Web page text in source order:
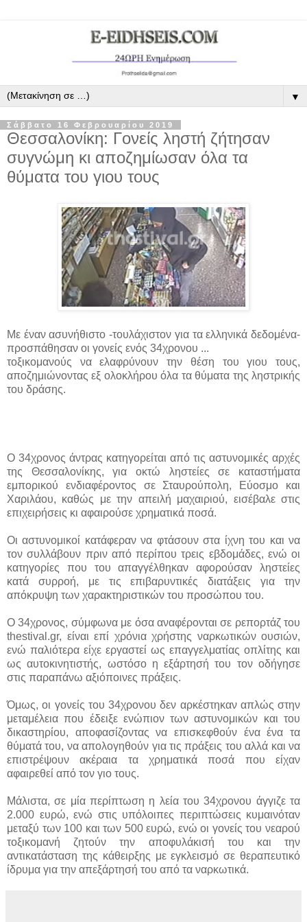
▼
Σάββατο 16 Φεβρουαρίου 2019
Θεσσαλονίκη: Γονείς ληστή ζήτησαν
συγνώμη κι αποζημίωσαν όλα τα
θύματα του γιου τους
Με έναν ασυνήθιστο -τουλάχιστον για τα ελληνικά δεδομένα-
προσπάθησαν οι γονείς ενός 34χρονου ...
τοξικομανούς να ελαφρύνουν την θέση του γιου τους,
αποζημιώνοντας εξ ολοκλήρου όλα τα θύματα της ληστρικής
του δράσης.
Ο 34χρονος άντρας κατηγορείται από τις αστυνομικές αρχές
της Θεσσαλονίκης, για οκτώ ληστείες σε καταστήματα
εμπορικού ενδιαφέροντος σε Σταυρούπολη, Εύοσμο και
Χαριλάου, καθώς με την απειλή μαχαιριού, εισέβαλε στις
επιχειρήσεις κι αφαιρούσε χρηματικά ποσά.
Οι αστυνομικοί κατάφεραν να φτάσουν στα ίχνη του και να
τον συλλάβουν πριν από περίπου τρεις εβδομάδες, ενώ οι
κατηγορίες που του απαγγέλθηκαν αφορούσαν ληστείες
κατά συρροή, με τις επιβαρυντικές διατάξεις για την
απόκρυψη των χαρακτηριστικών του προσώπου του.
Ο 34χρονος, σύμφωνα με όσα αναφέρονται σε ρεπορτάζ του
thestival.gr, είναι επί χρόνια χρήστης ναρκωτικών ουσιών,
ενώ παλιότερα είχε εργαστεί ως επαγγελματίας οπλίτης και
ως αυτοκινητιστής, ωστόσο η εξάρτησή του τον οδήγησε
στις παραπάνω αξιόποινες πράξεις.
Όμως, οι γονείς του 34χρονου δεν αρκέστηκαν απλώς στην
μεταμέλεια που έδειξε ενώπιον των αστυνομικών και του
δικαστηρίου, αποφασίζοντας να επισκεφθούν ένα ένα τα
θύματά του, να απολογηθούν για τις πράξεις του αλλά και να
επιστρέψουν ακέραια τα χρηματικά ποσά που είχαν
αφαιρεθεί από τον γιο τους.
Μάλιστα, σε μία περίπτωση η λεία του 34χρονου άγγιζε τα
2.000 ευρώ, ενώ στις υπόλοιπες περιπτώσεις κυμαινόταν
μεταξύ των 100 και των 500 ευρώ, ενώ οι γονείς του νεαρού
τοξικομανή ζητούν την αποφυλάκισή του και την
αντικατάσταση της κάθειρξης με εγκλεισμό σε θεραπευτικό
ίδρυμα για την απεξάρτησή του από τα ναρκωτικά.